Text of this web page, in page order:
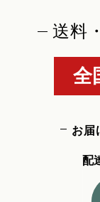
送料
全
お届
配